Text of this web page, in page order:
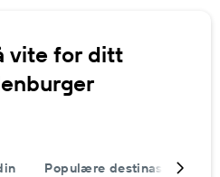
vite for ditt
Populære destinasjoner